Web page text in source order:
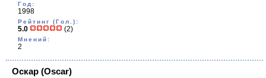
Год:
1998
Рейтинг (Гол.):
5.0 (2)
Мнений:
2
Оскар (Oscar)